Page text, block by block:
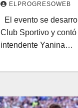
ELPROGRESOWEB
El evento se
Club Sportivo y
intendente Yanina…